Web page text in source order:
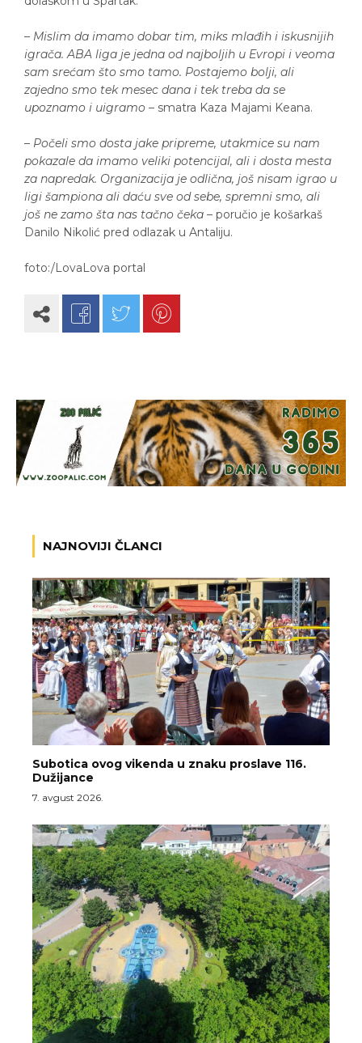
– Mislim da imamo dobar tim, miks mlađih i iskusnijih
igrača. ABA liga je jedna od najboljih u Evropi i veoma
sam srećam što smo tamo. Postajemo bolji, ali
zajedno smo tek mesec dana i tek treba da se
upoznamo i uigramo – smatra Kaza Majami Keana.
– Počeli smo dosta jake pripreme, utakmice su nam
pokazale da imamo veliki potencijal, ali i dosta mesta
za napredak. Organizacija je odlična, još nisam igrao u
ligi šampiona ali daću sve od sebe, spremni smo, ali
još ne zamo šta nas tačno čeka – poručio je košarkaš
Danilo Nikolić pred odlazak u Antaliju.
foto:/LovaLova portal
NAJNOVIJI ČLANCI
Subotica ovog vikenda u znaku proslave 116.
Dužijance
7. avgust 2026.